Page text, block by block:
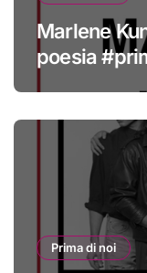
Marlene
poesia
Prima di noi